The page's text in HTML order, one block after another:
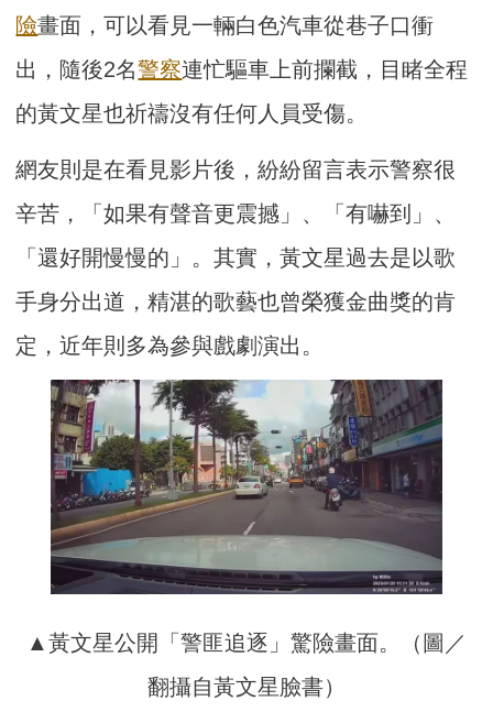
險畫面，可以看見一輛白色汽車從巷子口衝
出，隨後2名警察連忙驅車上前攔截，目睹全程
的黃文星也祈禱沒有任何人員受傷。
網友則是在看見影片後，紛紛留言表示警察很
辛苦，「如果有聲音更震撼」、「有嚇到」、
「還好開慢慢的」。其實，黃文星過去是以歌
手身分出道，精湛的歌藝也曾榮獲金曲獎的肯
定，近年則多為參與戲劇演出。
▲黃文星公開「警匪追逐」驚險畫面。（圖／
翻攝自黃文星臉書）